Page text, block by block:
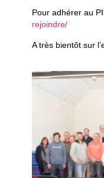
Pour adhérer au
rejoindre/
A très bientôt sur